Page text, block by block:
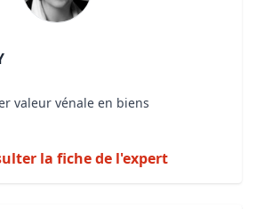
valeur vénale en biens
la fiche de l'expert